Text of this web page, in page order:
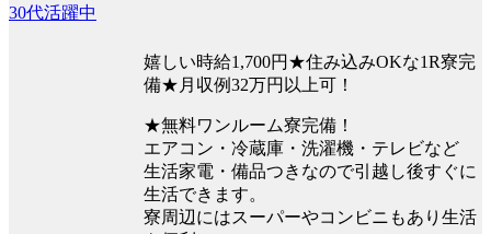
30代活躍中
嬉しい時給1,700円★住み込みOKな1R寮完
備★月収例32万円以上可！
★無料ワンルーム寮完備！
エアコン・冷蔵庫・洗濯機・テレビなど
生活家電・備品つきなので引越し後すぐに
生活できます。
寮周辺にはスーパーやコンビニもあり生活